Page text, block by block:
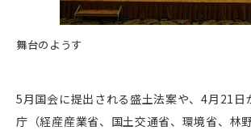
舞台のようす
5月国会に提出される盛土法案や、4月21日
庁（経産産業省、国土交通省、環境省、林